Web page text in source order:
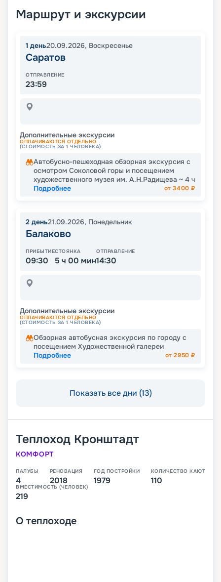
Маршрут и экскурсии
1 день20.09.2026, Воскресенье
Саратов
ОТПРАВЛЕНИЕ
23:59
Дополнительные экскурсии
ОПЛАЧИВАЮТСЯ ОТДЕЛЬНО
(СТОИМОСТЬ ЗА 1 ЧЕЛОВЕКА)
Автобусно-пешеходная обзорная экскурсия с
осмотром Соколовой горы и посещением
художественного музея им. А.Н.Радищева ~ 4 ч
Подробнее
от3400 ₽
2 день21.09.2026, Понедельник
Балаково
ПРИБЫТИЕ
09:30
СТОЯНКА
5 ч 00 мин
ОТПРАВЛЕНИЕ
14:30
Дополнительные экскурсии
ОПЛАЧИВАЮТСЯ ОТДЕЛЬНО
(СТОИМОСТЬ ЗА 1 ЧЕЛОВЕКА)
Обзорная автобусная экскурсия по городу с
посещением Художественной галереи
Подробнее
от2950 ₽
Показать все дни (13)
Теплоход Кронштадт
КОМФОРТ
ПАЛУБЫ
4
РЕНОВАЦИЯ
2018
ГОД ПОСТРОЙКИ
1979
КОЛИЧЕСТВО КАЮТ
110
ВМЕСТИМОСТЬ (ЧЕЛОВЕК)
219
О теплоходе